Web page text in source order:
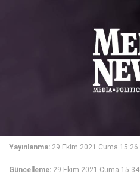
Yayınlanma: 29 Ekim 2021 Cuma 15:26
Güncelleme: 29 Ekim 2021 Cuma 15:34